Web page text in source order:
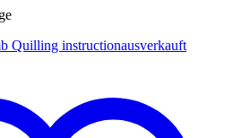
ausverkauft